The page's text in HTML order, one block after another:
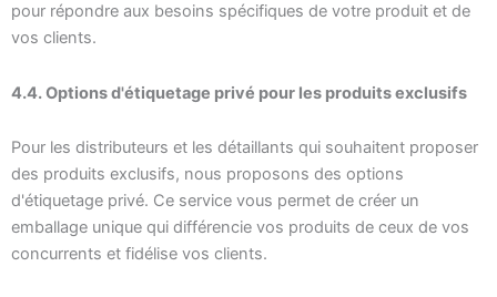
pour répondre aux besoins spécifiques de votre produit et de
vos clients.
4.4. Options d'étiquetage privé pour les produits exclusifs
Pour les distributeurs et les détaillants qui souhaitent proposer
des produits exclusifs, nous proposons des options
d'étiquetage privé. Ce service vous permet de créer un
emballage unique qui différencie vos produits de ceux de vos
concurrents et fidélise vos clients.